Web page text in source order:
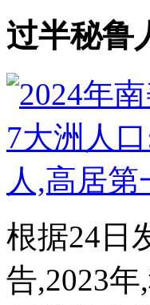
过半秘鲁
根据24日
告,2023